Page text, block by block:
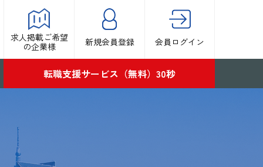
求人掲載ご希望
の企業様
新規会員登録 会員ログイン
転職支援サービス（無料）30秒